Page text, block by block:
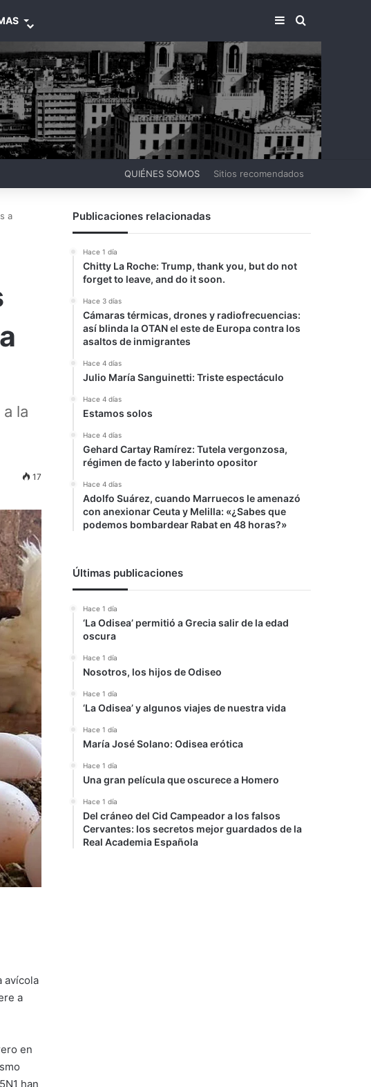
BARRA LATERAL
BUSCAR
QUIÉNES SOMOS Sitios recomendados
a
la
17
avícola
a
en
han
Publicaciones relacionadas
Hace 1 día
Chitty La Roche: Trump, thank you, but do not
forget to leave, and do it soon.
Hace 3 días
Cámaras térmicas, drones y radiofrecuencias:
así blinda la OTAN el este de Europa contra los
asaltos de inmigrantes
Hace 4 días
Julio María Sanguinetti: Triste espectáculo
Hace 4 días
Estamos solos
Hace 4 días
Gehard Cartay Ramírez: Tutela vergonzosa,
régimen de facto y laberinto opositor
Hace 4 días
Adolfo Suárez, cuando Marruecos le amenazó
con anexionar Ceuta y Melilla: «¿Sabes que
podemos bombardear Rabat en 48 horas?»
Últimas publicaciones
Hace 1 día
‘La Odisea’ permitió a Grecia salir de la edad
oscura
Hace 1 día
Nosotros, los hijos de Odiseo
Hace 1 día
‘La Odisea’ y algunos viajes de nuestra vida
Hace 1 día
María José Solano: Odisea erótica
Hace 1 día
Una gran película que oscurece a Homero
Hace 1 día
Del cráneo del Cid Campeador a los falsos
Cervantes: los secretos mejor guardados de la
Real Academia Española